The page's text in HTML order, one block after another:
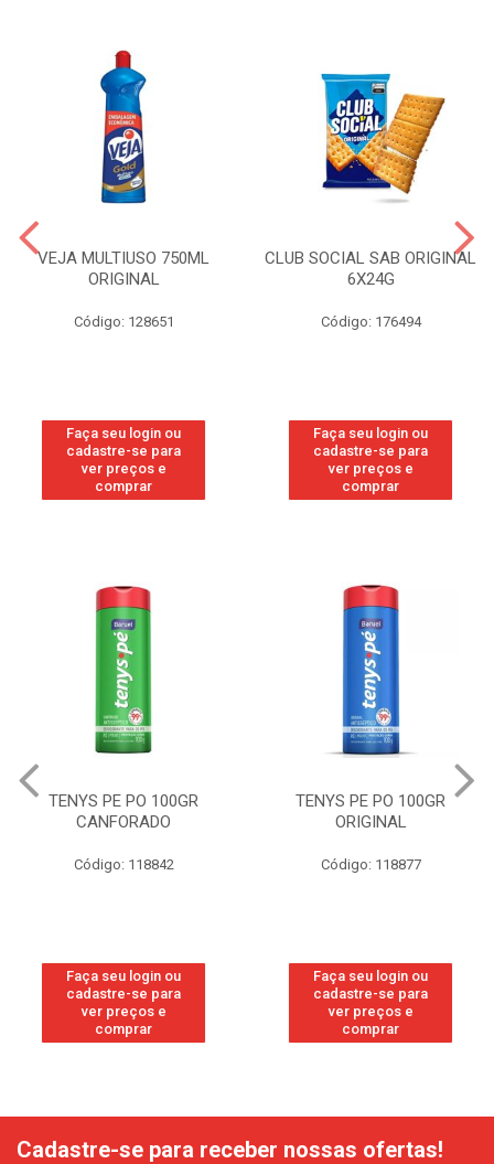
VEJA MULTIUSO 750ML
ORIGINAL
Código: 128651
Faça seu login ou
cadastre-se para
ver preços e
comprar
CLUB SOCIAL SAB ORIGINAL
6X24G
Código: 176494
Faça seu login ou
cadastre-se para
ver preços e
comprar
TENYS PE PO 100GR
CANFORADO
Código: 118842
Faça seu login ou
cadastre-se para
ver preços e
comprar
TENYS PE PO 100GR
ORIGINAL
Código: 118877
Faça seu login ou
cadastre-se para
ver preços e
comprar
Cadastre-se para receber nossas ofertas!